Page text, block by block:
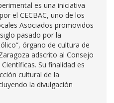
es una iniciativa
el CECBAC, uno de los
Asociados promovidos
pasado por la
órgano de cultura de
adscrito al Consejo
Su finalidad es
cultural de la
la divulgación